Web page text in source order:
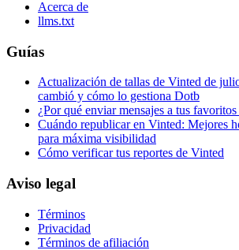
Acerca de
llms.txt
Guías
Actualización de tallas de Vinted de
cambió y cómo lo gestiona Dotb
¿Por qué enviar mensajes a tus
Cuándo republicar en Vinted: Mejores
para máxima visibilidad
Cómo verificar tus reportes de Vinted
Aviso legal
Términos
Privacidad
Términos de afiliación